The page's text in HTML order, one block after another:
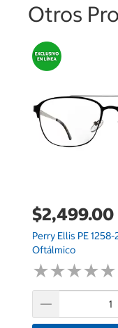
Otros
$2,499.00
Perry Ellis PE
Oftálmico
★★★★★
★★★★★